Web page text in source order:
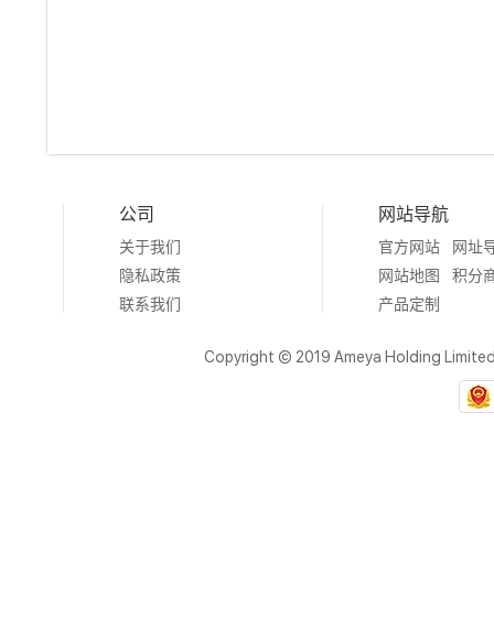
公司
关于我们
隐私政策
联系我们
网站导航
官方网站
网址
网站地图
积分
产品定制
Copyright © 2019 Ameya Holding